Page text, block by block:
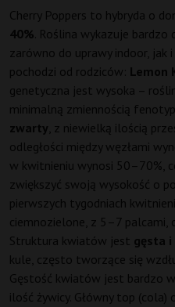
Cherry Poppers to hybryda o
40% . Roślina wykazuje
zarówno do uprawy indoor, jak
pochodzi od rodziców: Lemon
genetyczna jest wysoka –
minimalną zmiennością
zwarty , z niewielką ilością
odległości między węzłami
w kwitnieniu wynosi 50–70%,
zwiększyć swoją wysokość o
pierwszych tygodniach
ciemnozielone, z 5–7 palcami,
Struktura kwiatów jest gęsta
kule, często tworzące się
Gęstość kwiatów jest bardzo
ilość żywicy. Główny top (cola)